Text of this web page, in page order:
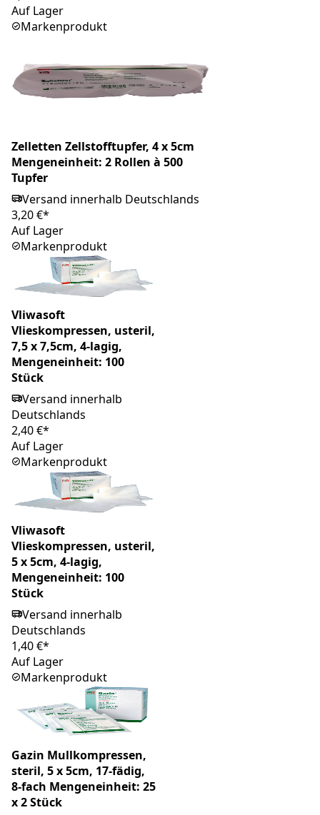
Auf Lager
Markenprodukt
Zelletten Zellstofftupfer, 4 x 5cm
Mengeneinheit: 2 Rollen à 500
Tupfer
Versand innerhalb Deutschlands
3,20 €*
Auf Lager
Markenprodukt
Vliwasoft
Vlieskompressen, usteril,
7,5 x 7,5cm, 4-lagig,
Mengeneinheit: 100
Stück
Versand innerhalb
Deutschlands
2,40 €*
Auf Lager
Markenprodukt
Vliwasoft
Vlieskompressen, usteril,
5 x 5cm, 4-lagig,
Mengeneinheit: 100
Stück
Versand innerhalb
Deutschlands
1,40 €*
Auf Lager
Markenprodukt
Gazin Mullkompressen,
steril, 5 x 5cm, 17-fädig,
8-fach Mengeneinheit: 25
x 2 Stück